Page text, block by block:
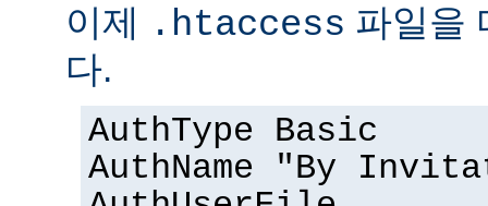
이제 .htaccess 파일을
다.
AuthType Basic
AuthName "By